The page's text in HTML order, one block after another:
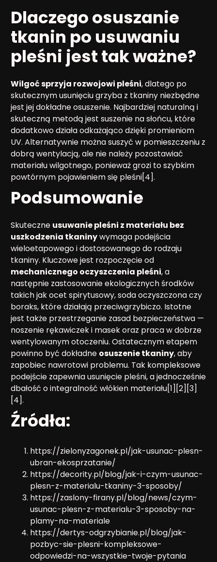
Dlaczego osuszanie
tkanin po usuwaniu
pleśni jest tak ważne?
Wilgoć sprzyja rozwojowi pleśni, dlatego po
skutecznym usunięciu grzyba z tkaniny niezbędne
jest jej dokładne osuszenie. Najbardziej naturalną i
skuteczną metodą jest suszenie na słońcu, które
dodatkowo działa odkażająco dzięki promieniom
UV. Alternatywnie można suszyć w pomieszczeniu z
dobrą wentylacją, ale nie należy pozostawiać
materiału wilgotnego, ponieważ grozi to szybkim
powtórnym pojawieniem się pleśni[4].
Podsumowanie
Skuteczne usuwanie pleśni z materiału bez
uszkodzenia tkaninywymaga podejścia
wieloetapowego i dostosowanego do rodzaju
tkaniny. Kluczowe jest rozpoczęcie od
mechanicznego oczyszczenia pleśni, a
następnie zastosowanie ekologicznych środków
takich jak ocet spirytusowy, soda oczyszczona czy
boraks, które działają przeciwgrzybiczo. Istotne
jest także przestrzeganie zasad bezpieczeństwa —
noszenie rękawiczek i masek oraz praca w dobrze
wentylowanym otoczeniu. Ostatecznym etapem
powinno być dokładne osuszenie tkaniny, aby
zapobiec nawrotowi problemu. Tak kompleksowe
podejście zapewnia usunięcie pleśni, a jednocześnie
dbałość o integralność włókien materiału[1][2][3]
[4].
Źródła:
https://zielonyzagonek.pl/jak-usunac-plesn-
ubran-ekosprzatanie/
https://decority.pl/blog/jak-i-czym-usunac-
plesn-z-materialu-tkaniny-3-sposoby/
https://zaslony-firany.pl/blog/news/czym-
usunac-plesn-z-materialu-3-sposoby-na-
plamy-na-materiale
https://dertys-odgrzybianie.pl/blog/jak-
pozbyc-sie-plesni-kompleksowe-
odpowiedzi-na-wszystkie-twoje-pytania